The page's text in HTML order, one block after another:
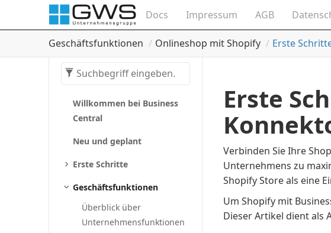
Docs Impressum AGB
Geschäftsfunktionen Onlineshop mit Shopify Erste
Willkommen bei Business
Central
Neu und geplant
Erste Schritte
Geschäftsfunktionen
Überblick über
Unternehmensfunktionen
Erste
Verbinden Sie Ihre
Unternehmens zu
Shopify Store als eine
Um Shopify mit
Dieser Artikel dient als